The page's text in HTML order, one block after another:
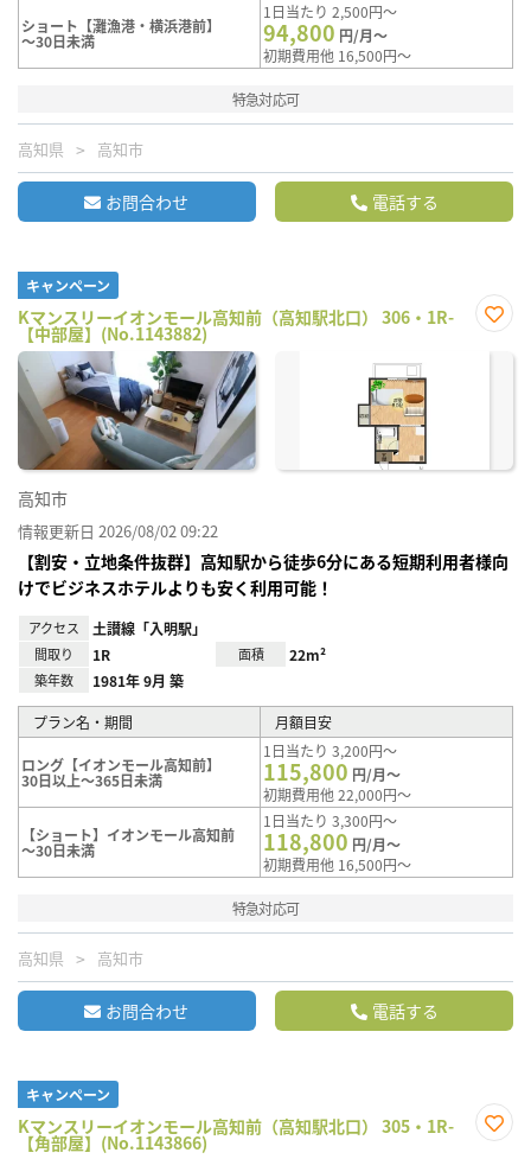
ショート【灘漁港・横浜港前】
～30日未満
1日当たり 2,500円～
94,800 円/月～
初期費用他 16,500円～
特急対応可
高知県 高知市
お問合わせ 電話する
キャンペーン
Kマンスリーイオンモール高知前（高知駅北口） 306・1R-
【中部屋】(No.1143882)
に入
高知市
情報更新日 2026/08/02 09:22
【割安・立地条件抜群】高知駅から徒歩6分にある短期利用者様向
けでビジネスホテルよりも安く利用可能！
アクセス 土讃線「入明駅」
間取り 1R 面積 22m²
築年数 1981年 9月 築
プラン名・期間 月額目安
ロング【イオンモール高知前】
30日以上～365日未満
1日当たり 3,200円～
115,800 円/月～
初期費用他 22,000円～
【ショート】イオンモール高知前
～30日未満
1日当たり 3,300円～
118,800 円/月～
初期費用他 16,500円～
特急対応可
高知県 高知市
お問合わせ 電話する
キャンペーン
Kマンスリーイオンモール高知前（高知駅北口） 305・1R-
【角部屋】(No.1143866)